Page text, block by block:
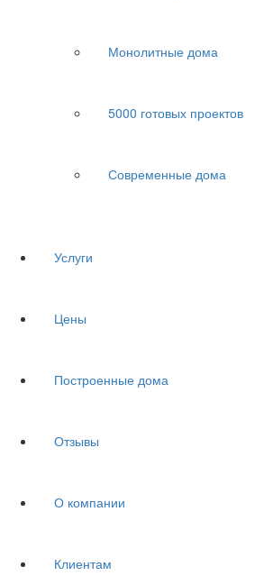
Монолитные дома
5000 готовых проектов
Современные дома
Услуги
Цены
Построенные дома
Отзывы
О компании
Клиентам